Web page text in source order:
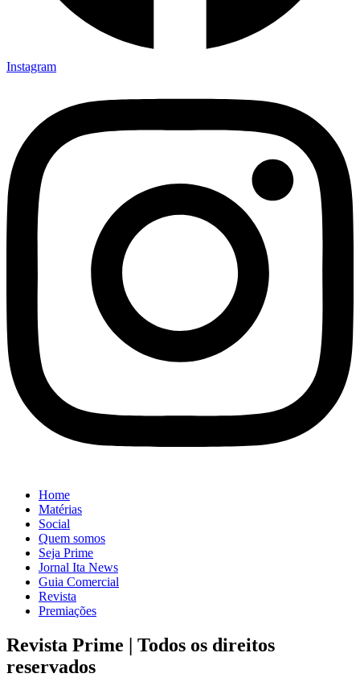
Instagram
Home
Matérias
Social
Quem somos
Seja Prime
Jornal Ita News
Guia Comercial
Revista
Premiações
Revista Prime | Todos os direitos
reservados